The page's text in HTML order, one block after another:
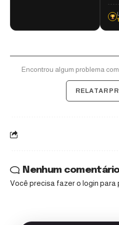
Encontrou algum problema
RELATAR
Nenhum
Você precisa fazer o login para